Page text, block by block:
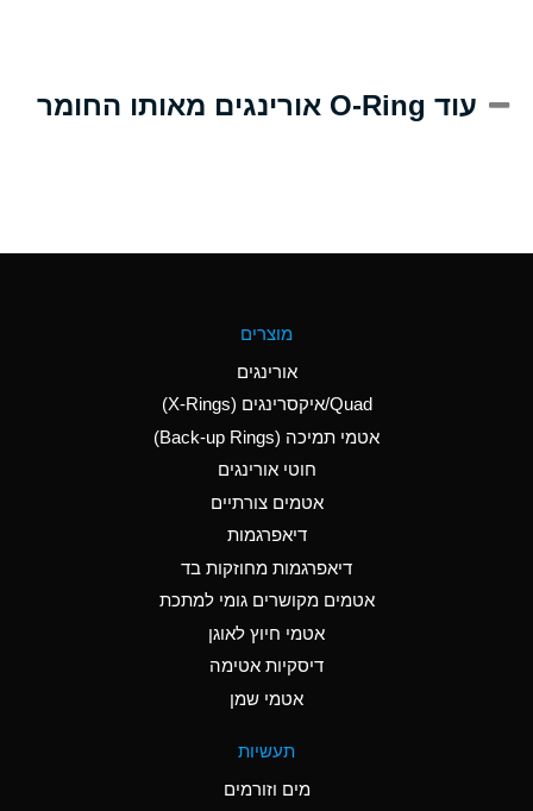
(Aqueous)
Aluminum Nitrate
(Aqueous)
Aluminum Phosphate
Ammonia Anhydrous
A
Ammonia Gas (cold)
A
Ammonia Gas (hot)
עוד O-Ring אורינגים מאותו החומר
מוצרים
אורינגים
Quad/איקסרינגים (X-Rings)
אטמי תמיכה (Back-up Rings)
חוטי אורינגים
אטמים צורתיים
דיאפרגמות
דיאפרגמות מחוזקות בד
אטמים מקושרים גומי למתכת
אטמי חיוץ לאוגן
דיסקיות אטימה
אטמי שמן
תעשיות
מים וזורמים